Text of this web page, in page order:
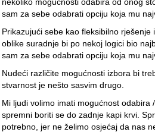
sam za sebe odabrati opciju koja mu
Prikazujući sebe kao fleksibilno
oblike suradnje bi po nekoj logici bio
sam za sebe odabrati opciju koja mu
Nudeći različite mogućnosti izbora bi
stvarnost je nešto sasvim drugo.
Mi ljudi volimo imati mogućnost
spremni boriti se do zadnje kapi krvi.
potrebno, jer ne želimo osjećaj da nas